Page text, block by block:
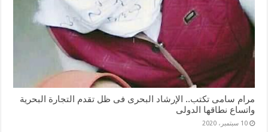
مرام سامى تكتب.. الإرشاد البحرى فى ظل تقدم التجارة البحرية
واتساع نطاقها الدولى
10 سبتمبر، 2020